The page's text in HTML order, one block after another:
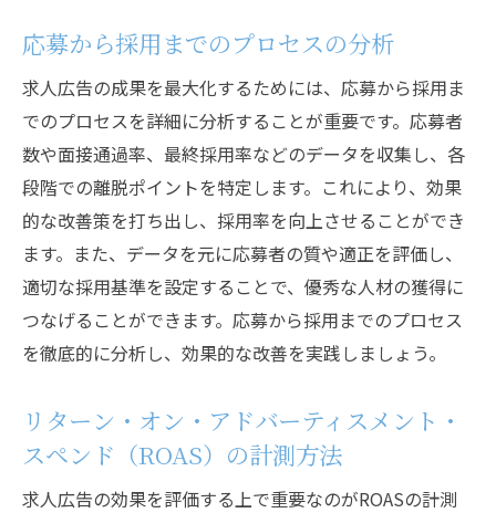
応募から採用までのプロセスの分析
求人広告の成果を最大化するためには、応募から採用ま
でのプロセスを詳細に分析することが重要です。応募者
数や面接通過率、最終採用率などのデータを収集し、各
段階での離脱ポイントを特定します。これにより、効果
的な改善策を打ち出し、採用率を向上させることができ
ます。また、データを元に応募者の質や適正を評価し、
適切な採用基準を設定することで、優秀な人材の獲得に
つなげることができます。応募から採用までのプロセス
を徹底的に分析し、効果的な改善を実践しましょう。
リターン・オン・アドバーティスメント・
スペンド（ROAS）の計測方法
求人広告の効果を評価する上で重要なのがROASの計測